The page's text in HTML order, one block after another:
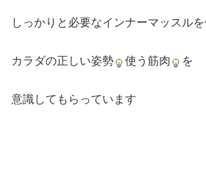
しっかりと必要なインナーマッスル
カラダの正しい姿勢 使う筋肉 を
意識してもらっています